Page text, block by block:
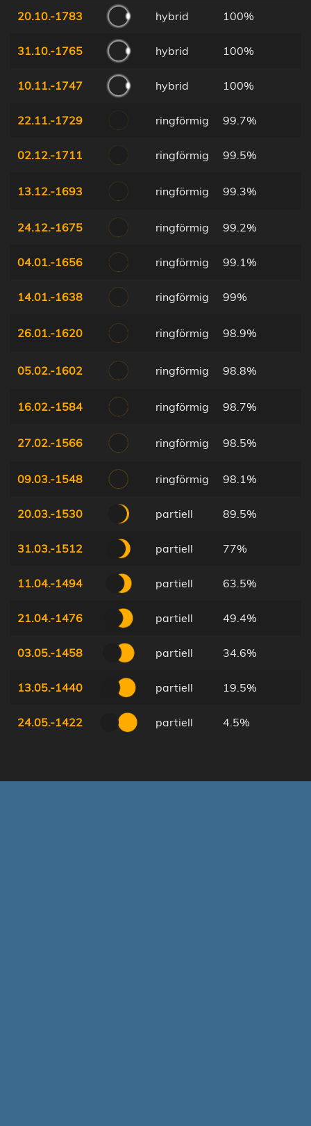
20.10.-1783 hybrid 100%
31.10.-1765 hybrid 100%
10.11.-1747 hybrid 100%
22.11.-1729 ringförmig 99.7%
02.12.-1711 ringförmig 99.5%
13.12.-1693 ringförmig 99.3%
24.12.-1675 ringförmig 99.2%
04.01.-1656 ringförmig 99.1%
14.01.-1638 ringförmig 99%
26.01.-1620 ringförmig 98.9%
05.02.-1602 ringförmig 98.8%
16.02.-1584 ringförmig 98.7%
27.02.-1566 ringförmig 98.5%
09.03.-1548 ringförmig 98.1%
20.03.-1530 partiell 89.5%
31.03.-1512 partiell 77%
11.04.-1494 partiell 63.5%
21.04.-1476 partiell 49.4%
03.05.-1458 partiell 34.6%
13.05.-1440 partiell 19.5%
24.05.-1422 partiell 4.5%